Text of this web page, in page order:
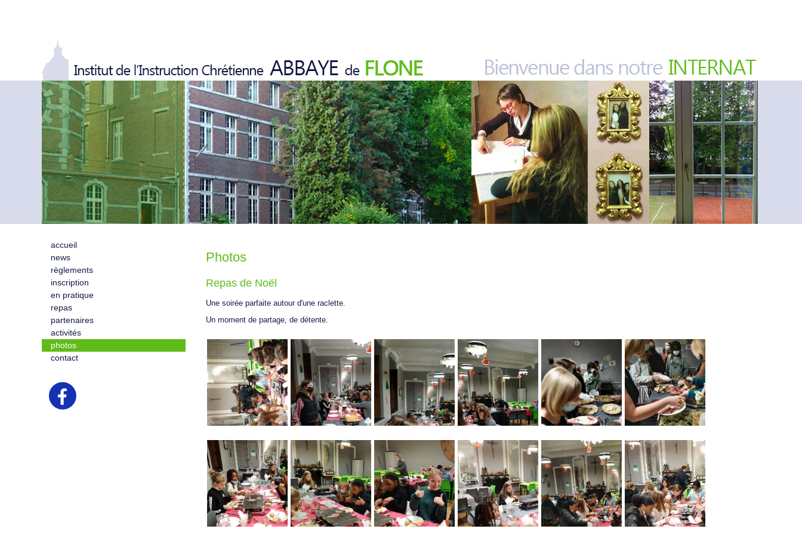
accueil
news
règlements
inscription
en pratique
repas
partenaires
activités
photos
contact
Photos
Repas de Noël
Une soirée parfaite autour d'une raclette.
Un moment de partage, de détente.